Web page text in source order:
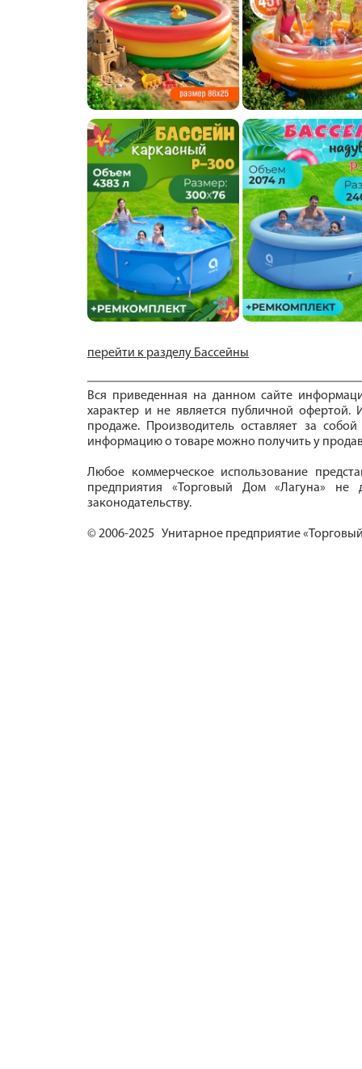
перейти к разделу Бассейны
Вся приведенная на данном сайте
характер и не является публичной офертой.
продаже. Производитель оставляет за
информацию о товаре можно получить у
Любое коммерческое использование
предприятия «Торговый Дом «Лагуна» не
законодательству.
© 2006-2025 Унитарное предприятие